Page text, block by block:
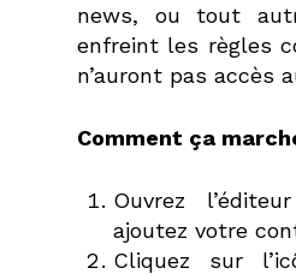
news, ou tout
enfreint les règles
n’auront pas accès
Comment ça
Ouvrez
ajoutez votre
Cliquez sur